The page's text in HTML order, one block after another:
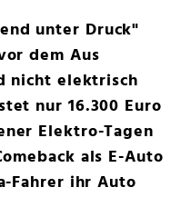
unter Druck"
dem Aus
nicht elektrisch
nur 16.300 Euro
Elektro-Tagen
als E-Auto
Fahrer ihr Auto